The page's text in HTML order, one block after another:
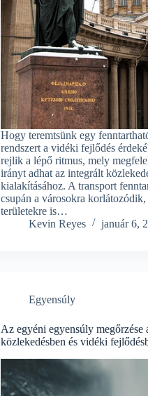
Hogy teremtsünk egy
rendszert a vidéki fejlődés
rejlik a lépő ritmus, mely
irányt adhat az integrált
kialakításához. A transport
csupán a városokra
területekre is…
Kevin Reyes
január 6,
Egyensúly
Az egyéni egyensúly megőrzése
közlekedésben és vidéki